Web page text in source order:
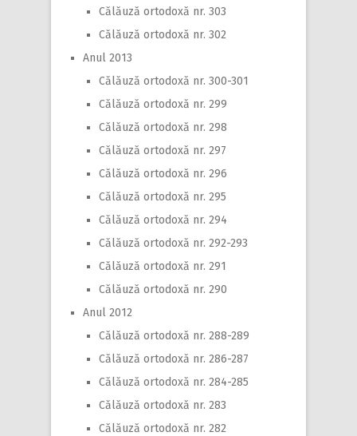
Călăuză ortodoxă nr. 303
Călăuză ortodoxă nr. 302
Anul 2013
Călăuză ortodoxă nr. 300-301
Călăuză ortodoxă nr. 299
Călăuză ortodoxă nr. 298
Călăuză ortodoxă nr. 297
Călăuză ortodoxă nr. 296
Călăuză ortodoxă nr. 295
Călăuză ortodoxă nr. 294
Călăuză ortodoxă nr. 292-293
Călăuză ortodoxă nr. 291
Călăuză ortodoxă nr. 290
Anul 2012
Călăuză ortodoxă nr. 288-289
Călăuză ortodoxă nr. 286-287
Călăuză ortodoxă nr. 284-285
Călăuză ortodoxă nr. 283
Călăuză ortodoxă nr. 282